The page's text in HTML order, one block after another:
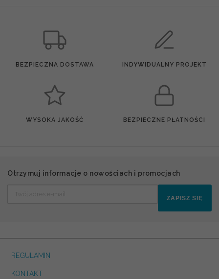
BEZPIECZNA DOSTAWA INDYWIDUALNY PROJEKT
WYSOKA JAKOŚĆ BEZPIECZNE PŁATNOŚCI
Otrzymuj informacje o nowościach i promocjach
ZAPISZ SIĘ
REGULAMIN
KONTAKT